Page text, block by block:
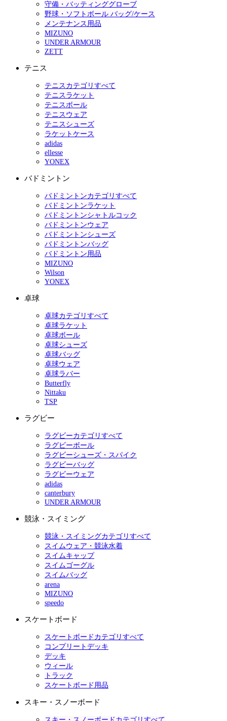
守備・バッティンググローブ
野球・ソフトボール バッグ/ケース
メンテナンス用品
MIZUNO
UNDER ARMOUR
ZETT
テニス
テニスカテゴリすべて
テニスラケット
テニスボール
テニスウェア
テニスシューズ
ラケットケース
adidas
ellesse
YONEX
バドミントン
バドミントンカテゴリすべて
バドミントンラケット
バドミントンシャトルコック
バドミントンウェア
バドミントンシューズ
バドミントンバッグ
バドミントン用品
MIZUNO
Wilson
YONEX
卓球
卓球カテゴリすべて
卓球ラケット
卓球ボール
卓球シューズ
卓球バッグ
卓球ウェア
卓球ラバー
Butterfly
Nittaku
TSP
ラグビー
ラグビーカテゴリすべて
ラグビーボール
ラグビーシューズ・スパイク
ラグビーバッグ
ラグビーウェア
adidas
canterbury
UNDER ARMOUR
競泳・スイミング
競泳・スイミングカテゴリすべて
スイムウェア・競泳水着
スイムキャップ
スイムゴーグル
スイムバッグ
arena
MIZUNO
speedo
スケートボード
スケートボードカテゴリすべて
コンプリートデッキ
デッキ
ウィール
トラック
スケートボード用品
スキー・スノーボード